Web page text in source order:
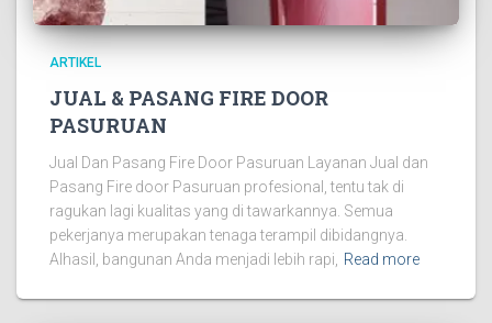
ARTIKEL
JUAL & PASANG FIRE DOOR
PASURUAN
Jual Dan Pasang Fire Door Pasuruan Layanan Jual dan
Pasang Fire door Pasuruan profesional, tentu tak di
ragukan lagi kualitas yang di tawarkannya. Semua
pekerjanya merupakan tenaga terampil dibidangnya.
Alhasil, bangunan Anda menjadi lebih rapi, Read more